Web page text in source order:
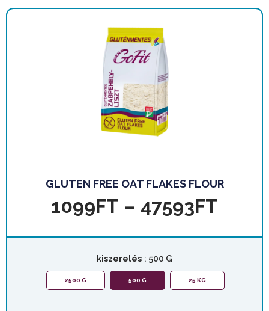
GLUTEN FREE OAT FLAKES FLOUR
1099FT – 47593FT
kiszerelés : 500 G
2500 G 500 G 25 KG